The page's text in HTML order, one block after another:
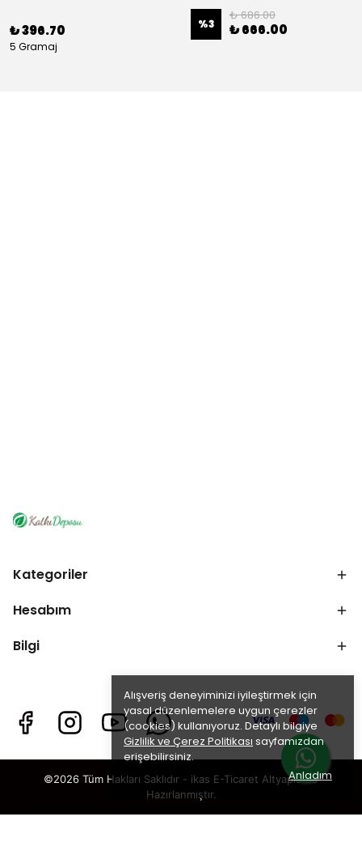
Alışveriş deneyiminizi iyileştirmek için
yasal düzenlemelere uygun çerezler
(cookies) kullanıyoruz. Detaylı bilgiye
Gizlilik ve Çerez Politikası sayfamızdan
erişebilirsiniz.
Anladım
₺ 396.70
5 Gramaj
%3
₺ 686.00
₺ 666.00
Kategoriler
Hesabım
Bilgi
©2026 Tüm Hakları Saklıdır - ikas E-Ticaret Altyapısı ile
Hazırlanmıştır.